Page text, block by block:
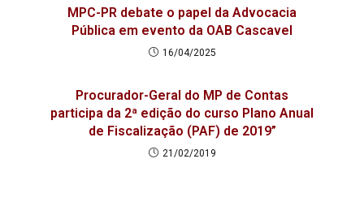
MPC-PR debate o papel da Advocacia
Pública em evento da OAB Cascavel
16/04/2025
Procurador-Geral do MP de Contas
participa da 2ª edição do curso Plano Anual
de Fiscalização (PAF) de 2019”
21/02/2019